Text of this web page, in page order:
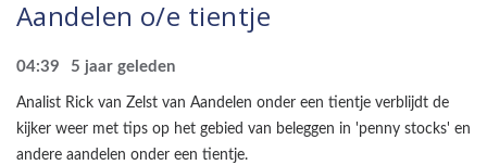
Aandelen o/e tientje
04:39 5 jaar geleden
Analist Rick van Zelst van Aandelen onder een tientje verblijdt de
kijker weer met tips op het gebied van beleggen in 'penny stocks' en
andere aandelen onder een tientje.